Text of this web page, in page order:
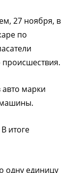
27 ноября, в
по
происшествия.
марки
итоге
одну единицу